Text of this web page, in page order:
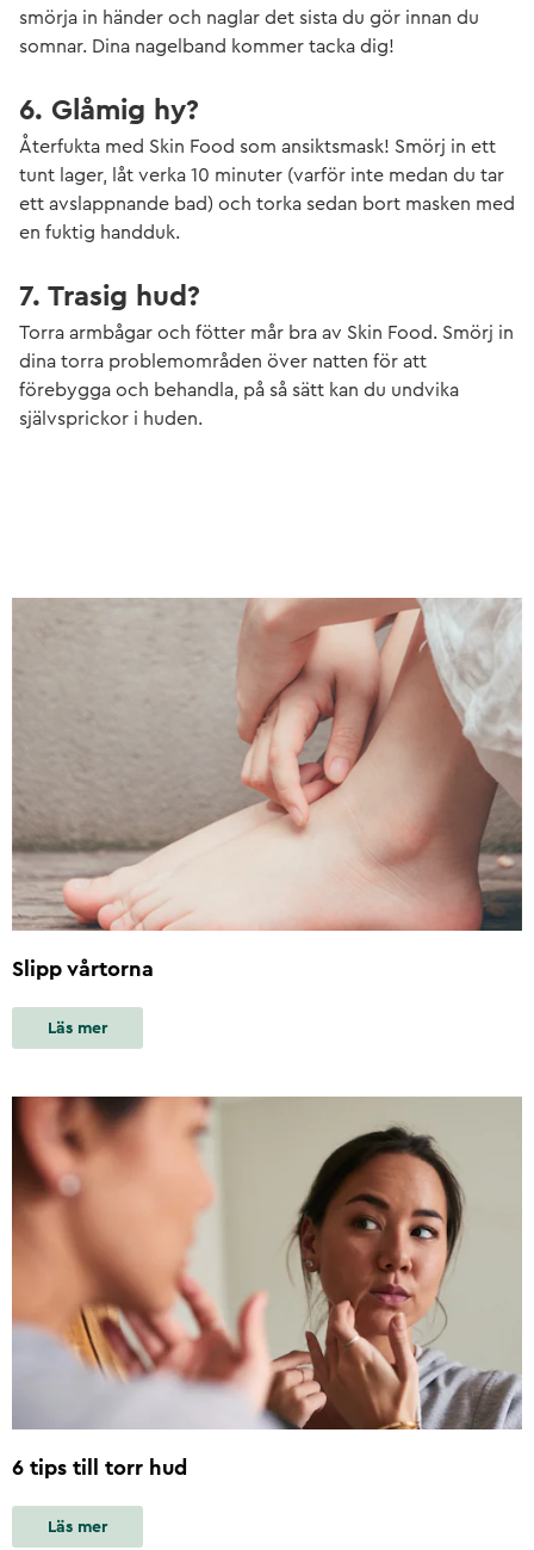
smörja in händer och naglar det sista du gör innan du
somnar. Dina nagelband kommer tacka dig!
6. Glåmig hy?
Återfukta med Skin Food som ansiktsmask! Smörj in ett
tunt lager, låt verka 10 minuter (varför inte medan du tar
ett avslappnande bad) och torka sedan bort masken med
en fuktig handduk.
7. Trasig hud?
Torra armbågar och fötter mår bra av Skin Food. Smörj in
dina torra problemområden över natten för att
förebygga och behandla, på så sätt kan du undvika
självsprickor i huden.
Slipp vårtorna
Läs mer
6 tips till torr hud
Läs mer